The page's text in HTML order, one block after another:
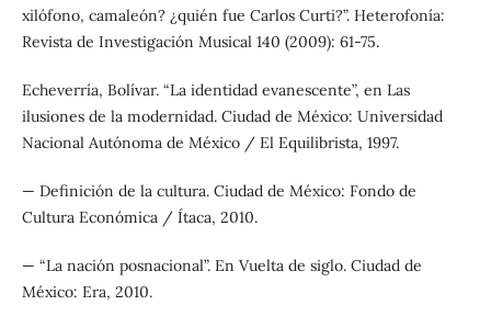
xilófono, camaleón? ¿quién fue Carlos Curti?”. Heterofonía:
Revista de Investigación Musical 140 (2009): 61-75.
Echeverría, Bolívar. “La identidad evanescente”, en Las
ilusiones de la modernidad. Ciudad de México: Universidad
Nacional Autónoma de México / El Equilibrista, 1997.
— Definición de la cultura. Ciudad de México: Fondo de
Cultura Económica / Ítaca, 2010.
— “La nación posnacional”. En Vuelta de siglo. Ciudad de
México: Era, 2010.